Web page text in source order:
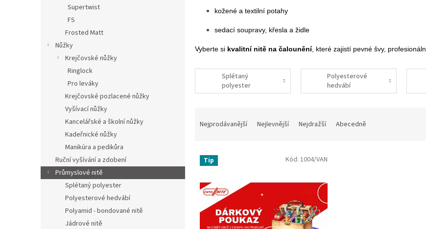
Supertwist
FS
Frosted Matt
Nůžky
Krejčovské nůžky
Ringlock
Pro leváky
Krejčovské pozlacené nůžky
Vyšívací nůžky
Kancelářské a školní nůžky
Kadeřnické nůžky
Manikúra a pedikůra
Ruční vyšívání a zdobení
Průmyslové nitě
Splétaný polyester
Polyesterové hedvábí
Polyamid - bondované nitě
Jádrové nitě
kožené a textilní potahy
sedací soupravy, křesla a židle
Vyberte si kvalitní nitě na čalounění, které zajistí pevné švy,
Splétaný
polyester
Polyesterové
hedvábí
Nejprodávanější Nejlevnější Nejdražší Abecedně
p
Tip Kód: 1004/VAN